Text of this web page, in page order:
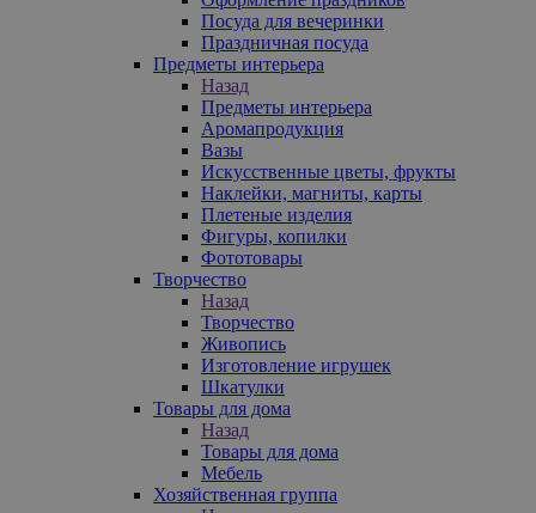
Посуда для вечеринки
Праздничная посуда
Предметы интерьера
Назад
Предметы интерьера
Аромапродукция
Вазы
Искусственные цветы, фрукты
Наклейки, магниты, карты
Плетеные изделия
Фигуры, копилки
Фототовары
Творчество
Назад
Творчество
Живопись
Изготовление игрушек
Шкатулки
Товары для дома
Назад
Товары для дома
Мебель
Хозяйственная группа